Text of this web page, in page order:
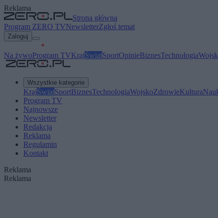
Reklama
Strona główna
Program ZERO TVNewsletterZgłoś temat
Zaloguj
Na żywoProgram TVKrajŚwiatSportOpinieBiznesTechnologia
Wszystkie kategorie
KrajŚwiatSportBiznesTechnologiaWojskoZdrowieKultura
Program TV
Najnowsze
Newsletter
Redakcja
Reklama
Regulamin
Kontakt
Reklama
Reklama